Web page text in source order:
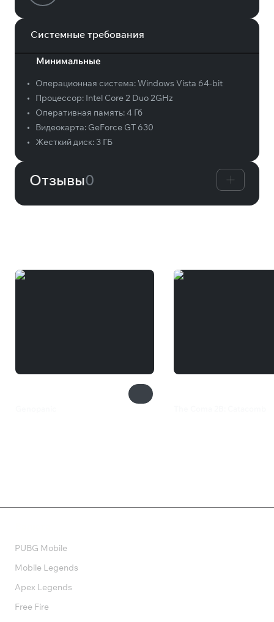
Системные требования
Минимальные
• Операционная система:Windows Vista 64-bit
•
Процессор: Intel Core 2 Duo 2GHz
•
Оперативная память:4 Гб
•
Видеокарта: GeForce GT 630
•
Жесткий диск: 3 ГБ
Отзывы0
PUBG Mobile
Mobile Legends
Apex Legends
Free Fire